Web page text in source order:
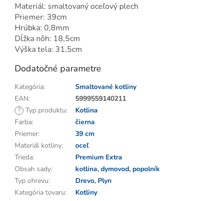
Materiál: smaltovaný oceľový plech
Priemer: 39cm
Hrúbka: 0,8mm
Dĺžka nôh: 18,5cm
Výška tela: 31,5cm
Dodatočné parametre
Kategória:
Smaltované kotliny
EAN:
5999559140211
? Typ produktu:
Kotlina
Farba:
čierna
Priemer:
39 cm
Materiál kotliny:
oceľ
Trieda:
Premium Extra
Obsah sady: kotlina, dymovod, popolník
Typ ohrevu: Drevo, Plyn
Kategória tovaru:
Kotliny